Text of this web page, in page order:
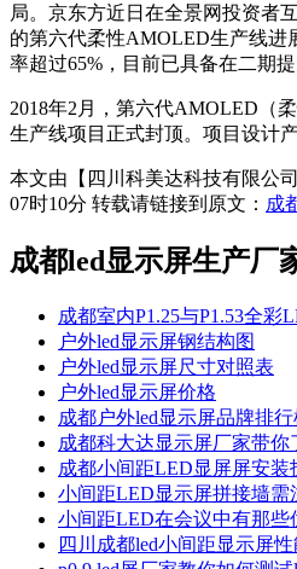
局。京东方近日在全景网投资者
的第六代柔性AMOLED生产线进
率超过65%，目前已具备在二期提
2018年2月，第六代AMOLED（
生产线项目正式封顶。项目设计
本文由【四川科美达科技有限公
07时10分 转载请链接到原文： 成
成都led显示屏生产厂
成都室内P1.25与P1.53全彩
户外led显示屏钢结构图
户外led显示屏尺寸对照表
户外led显示屏价格
成都户外led显示屏品牌排
成都科大达显示屏厂家带你
成都小间距LED显屏屏安装
小间距LED显示屏拼接墙需
小间距LED在会议中有那些
四川成都led小间距显示屏